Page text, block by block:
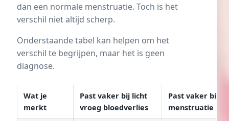
dan een normale menstruatie. Toch is het
verschil niet altijd scherp.
Onderstaande tabel kan helpen om het
verschil te begrijpen, maar het is geen
diagnose.
Wat je
merkt
Past vaker bij licht
vroeg bloedverlies
Past vaker bij
menstruatie